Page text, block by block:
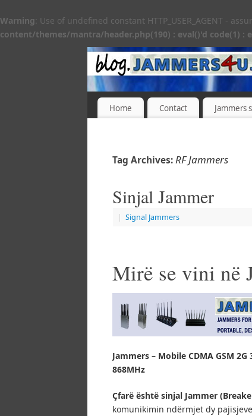
Warning: Use of undefined constant HTTP_USER_AGENT -
content/themes/mantra/header.php(190) : eval()'d code(1) :
Home Contact Jammers
Tag Archives:RF Jammers
Sinjal Jammer
| Signal Jammers
Mirë se vini në
Jammers – Mobile CDMA GSM 2G
868MHz
Çfarë është sinjal Jammer
komunikimin ndërmjet dy